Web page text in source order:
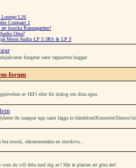
Lounge L26
Compact 1
knocka Rannagarden?
Orsa?
Moon Audio LP 5.3RS & LP 3
fungerar samt rapportera buggar
forum
av HiFi eller för dialog om dina egna.
du snappar upp samt lägga in händelser(Konserter/Demos/
musik, rekommendera en testskiva...
du vill dela med dig av? Här är platsen att göra det!